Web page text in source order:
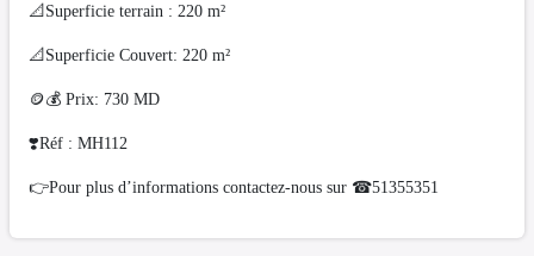
📐Superficie terrain : 220 m²
📐Superficie Couvert: 220 m²
🪙💰 Prix: 730 MD
❣️Réf : MH112
👉Pour plus d’informations contactez-nous sur ☎51355351